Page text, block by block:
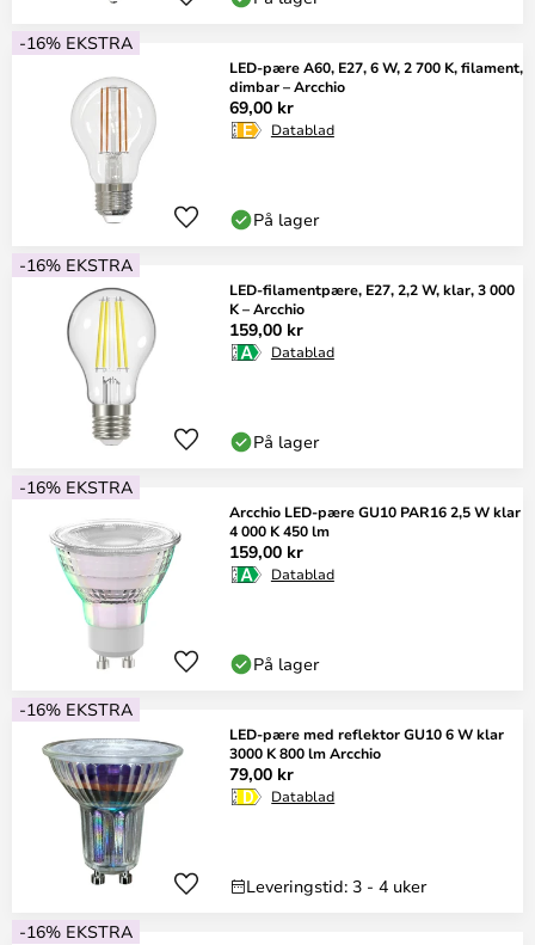
-16% EKSTRA
LED-pære A60, E27, 6 W, 2 700 K, filament,
dimbar – Arcchio
69,00 kr
Datablad
På lager
-16% EKSTRA
LED-filamentpære, E27, 2,2 W, klar, 3 000
K – Arcchio
159,00 kr
Datablad
På lager
-16% EKSTRA
Arcchio LED-pære GU10 PAR16 2,5 W klar
4 000 K 450 lm
159,00 kr
Datablad
På lager
-16% EKSTRA
LED-pære med reflektor GU10 6 W klar
3000 K 800 lm Arcchio
79,00 kr
Datablad
Leveringstid: 3 - 4 uker
-16% EKSTRA